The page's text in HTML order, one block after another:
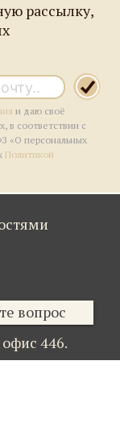
рассылку,
и даю своё
в соответствии с
«О персональных
Политикой
вопрос
офис 446.